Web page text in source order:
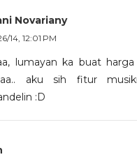
Novariany
14, 12:01 PM
lumayan ka buat
aku sih fitur
:D